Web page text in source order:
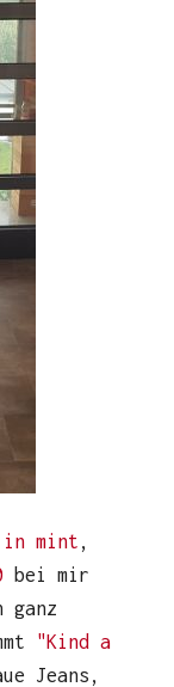
in mint ,
bei mir
ganz
"Kind a
Jeans,